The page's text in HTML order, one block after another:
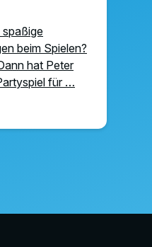
beim Spielen?
hat Peter
für …